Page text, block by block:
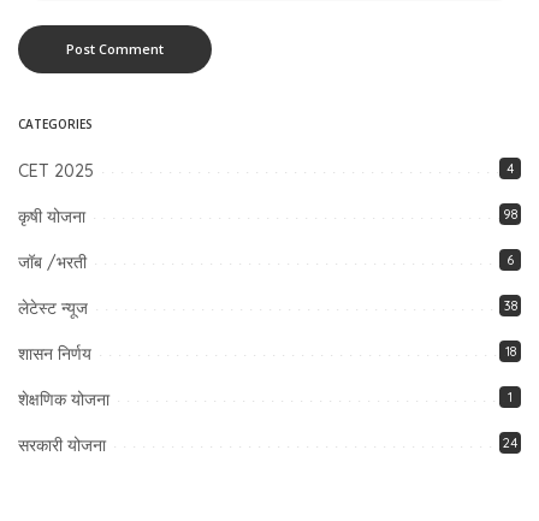
CATEGORIES
CET 2025 4
कृषी योजना 98
जॉब /भरती 6
लेटेस्ट न्यूज 38
शासन निर्णय 18
शेक्षणिक योजना 1
सरकारी योजना 24